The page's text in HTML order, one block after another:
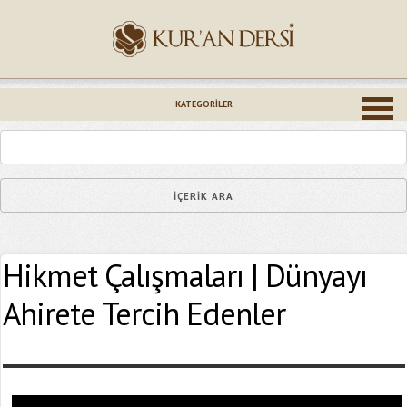
KATEGORILER
Hikmet Çalışmaları | Dünyayı
Ahirete Tercih Edenler
Epostanız (*)
Yaşadığınız Hatanın Ayrıntıları